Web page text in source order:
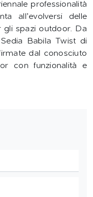
professionalità
all’evolversi delle
gli spazi outdoor. Da
Babila Twist di
dal conosciuto
con funzionalità e